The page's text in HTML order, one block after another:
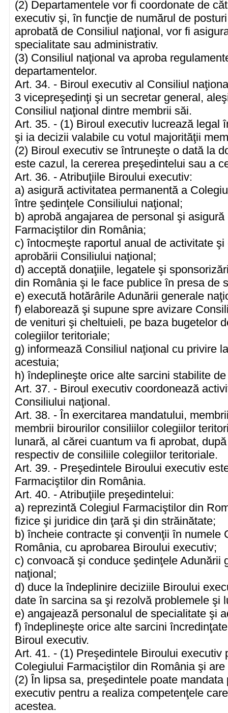
(2) Departamentele vor fi coordonate de
executiv şi, în funcţie de numărul de
aprobată de Consiliul naţional, vor fi
specialitate sau administrativ.
(3) Consiliul naţional va aproba
departamentelor.
Art. 34. - Biroul executiv al Consiliul
3 vicepreşedinţi şi un secretar general,
Consiliul naţional dintre membrii săi.
Art. 35. - (1) Biroul executiv lucrează legal
şi ia decizii valabile cu votul majorităţii
(2) Biroul executiv se întruneşte o dată la
este cazul, la cererea preşedintelui sau a
Art. 36. - Atribuţiile Biroului executiv:
a) asigură activitatea permanentă a
între şedinţele Consiliului naţional;
b) aprobă angajarea de personal şi
Farmaciştilor din România;
c) întocmeşte raportul anual de activitate
aprobării Consiliului naţional;
d) acceptă donaţiile, legatele şi
din România şi le face publice în presa de
e) execută hotărârile Adunării generale
f) elaborează şi supune spre avizare
de venituri şi cheltuieli, pe baza bugetelor
colegiilor teritoriale;
g) informează Consiliul naţional cu privire
acestuia;
h) îndeplineşte orice alte sarcini stabilite
Art. 37. - Biroul executiv coordonează
Consiliului naţional.
Art. 38. - În exercitarea mandatului,
membrii birourilor consiliilor colegiilor
lunară, al cărei cuantum va fi aprobat,
respectiv de consiliile colegiilor teritoriale.
Art. 39. - Preşedintele Biroului executiv
Farmaciştilor din România.
Art. 40. - Atribuţiile preşedintelui:
a) reprezintă Colegiul Farmaciştilor din
fizice şi juridice din ţară şi din străinătate;
b) încheie contracte şi convenţii în numele
România, cu aprobarea Biroului executiv;
c) convoacă şi conduce şedinţele Adunării
naţional;
d) duce la îndeplinire deciziile Biroului
date în sarcina sa şi rezolvă problemele şi
e) angajează personalul de specialitate şi
f) îndeplineşte orice alte sarcini
Biroul executiv.
Art. 41. - (1) Preşedintele Biroului executiv
Colegiului Farmaciştilor din România şi
(2) În lipsa sa, preşedintele poate
executiv pentru a realiza competenţele
acestea.